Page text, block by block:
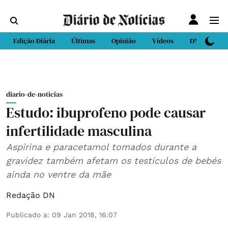
Edição Diária Últimas Opinião Vídeos DN Sport
diario-de-noticias
Estudo: ibuprofeno pode causar
infertilidade masculina
Aspirina e paracetamol tomados durante a
gravidez também afetam os testículos de bebés
ainda no ventre da mãe
Redação DN
Publicado a: 09 Jan 2018, 16:07